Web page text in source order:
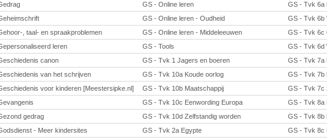
GS - Online leren
GS - Tvk 6a
GS - Online leren - Oudheid
GS - Tvk 6b
, taal- en spraakproblemen
GS - Online leren - Middeleeuwen
GS - Tvk 6c
leren
GS - Tools
GS - Tvk 6d
canon
GS - Tvk 1 Jagers en boeren
GS - Tvk 7a
van het schrijven
GS - Tvk 10a Koude oorlog
GS - Tvk 7b
voor kinderen [Meestersipke.nl]
GS - Tvk 10b Maatschappij
GS - Tvk 7c
GS - Tvk 10c Eenwording Europa
GS - Tvk 8a
gedrag
GS - Tvk 10d Zelfstandig worden
GS - Tvk 8b
- Meer kindersites
GS - Tvk 2a Egypte
GS - Tvk 8c